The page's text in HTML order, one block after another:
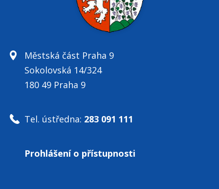
Městská část Praha 9
Sokolovská 14/324
180 49 Praha 9
Tel. ústředna: 283 091 111
Prohlášení o přístupnosti